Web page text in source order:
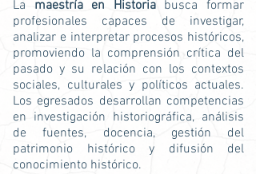
La maestría en Historia busca formar
profesionales capaces de investigar,
analizar e interpretar procesos históricos,
promoviendo la comprensión crítica del
pasado y su relación con los contextos
sociales, culturales y políticos actuales.
Los egresados desarrollan competencias
en investigación historiográfica, análisis
de fuentes, docencia, gestión del
patrimonio histórico y difusión del
conocimiento histórico.